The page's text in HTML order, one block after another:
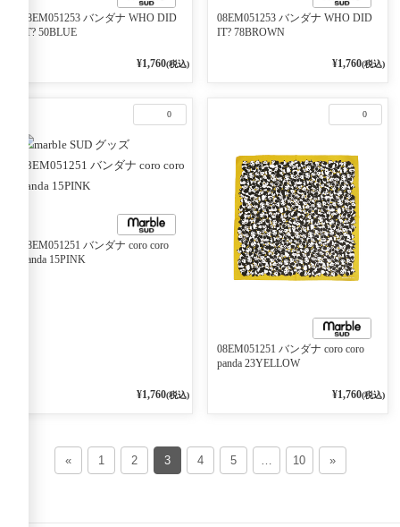
08EM051253 バンダナ WHO DID
IT? 50BLUE
¥1,760(税込)
08EM051253 バンダナ WHO DID
IT? 78BROWN
¥1,760(税込)
0
08EM051251 バンダナ coro coro
panda 15PINK
¥1,760(税込)
0
08EM051251 バンダナ coro coro
panda 23YELLOW
¥1,760(税込)
« 1 2 3 4 5 … 10 »